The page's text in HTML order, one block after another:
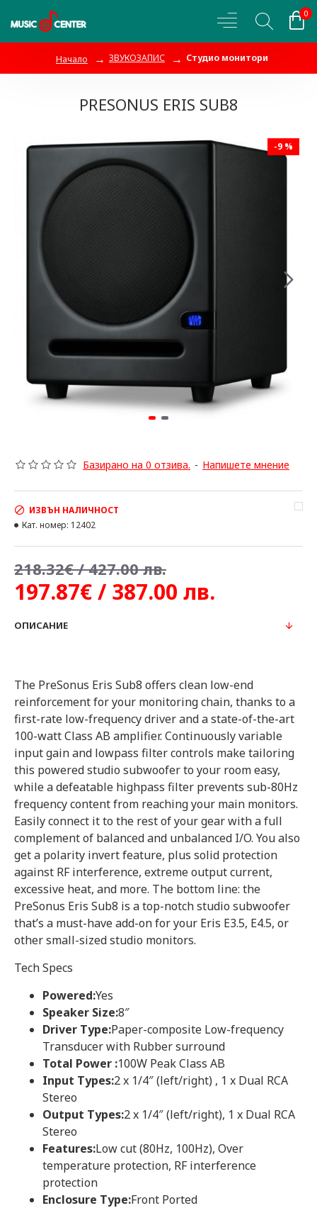
0
Начало ЗВУКОЗАПИС Студио монитори
PRESONUS ERIS SUB8
-9 %
Базирано на 0 отзива. - Напишете мнение
197.87€ / 387.00 лв.
218.32€ / 427.00 лв.
ИЗВЪН НАЛИЧНОСТ
Кат. номер: 12402
ОПИСАНИЕ
The PreSonus Eris Sub8 offers clean low-end
reinforcement for your monitoring chain, thanks to a
first-rate low-frequency driver and a state-of-the-art
100-watt Class AB amplifier. Continuously variable
input gain and lowpass filter controls make tailoring
this powered studio subwoofer to your room easy,
while a defeatable highpass filter prevents sub-80Hz
frequency content from reaching your main monitors.
Easily connect it to the rest of your gear with a full
complement of balanced and unbalanced I/O. You also
get a polarity invert feature, plus solid protection
against RF interference, extreme output current,
excessive heat, and more. The bottom line: the
PreSonus Eris Sub8 is a top-notch studio subwoofer
that’s a must-have add-on for your Eris E3.5, E4.5, or
other small-sized studio monitors.
Tech Specs
Powered:Yes
Speaker Size:8″
Driver Type:Paper-composite Low-frequency
Transducer with Rubber surround
Total Power :100W Peak Class AB
Input Types:2 x 1/4″ (left/right) , 1 x Dual RCA
Stereo
Output Types:2 x 1/4″ (left/right), 1 x Dual RCA
Stereo
Features:Low cut (80Hz, 100Hz), Over
temperature protection, RF interference
protection
Enclosure Type:Front Ported